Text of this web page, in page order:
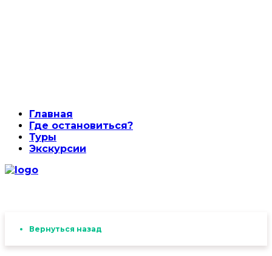
Главная
Где остановиться?
Туры
Экскурсии
Вернуться назад